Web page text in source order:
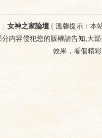
| 女神之家論壇 ( 溫馨提示：本
内容侵犯您的版權請告知,大
效果，看個精